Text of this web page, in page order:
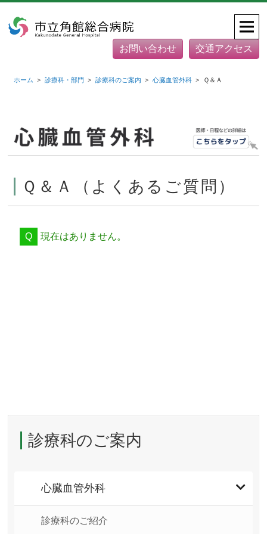
お問い合わせ 交通アクセス
ホーム 診療科・部門 診療科のご案内 心臓血管外科 Ｑ＆Ａ
Ｑ＆Ａ（よくあるご質問）
現在はありません。
診療科のご案内
心臓血管外科
診療科のご紹介